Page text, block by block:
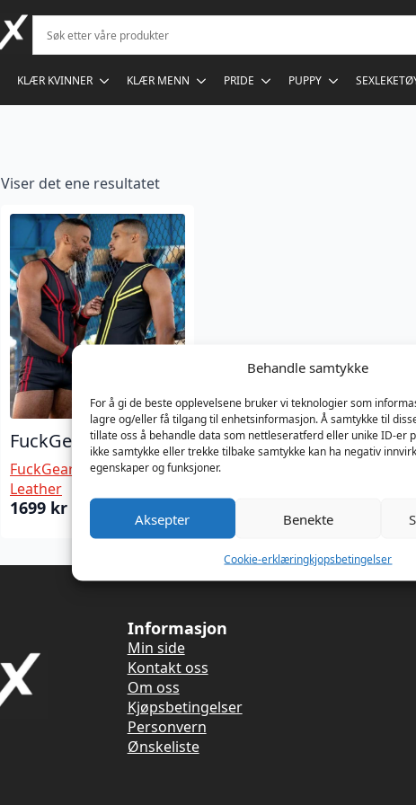
Behandle samtykke
For å gi de beste opplevelsene bruker vi teknologier som
lagre og/eller få tilgang til enhetsinformasjon. Å samtykke til
tillate oss å behandle data som nettleseratferd eller unike ID-er
ikke samtykke eller trekke tilbake samtykke kan ha negativ
egenskaper og funksjoner.
Aksepter Benekte
Cookie-erklæringkjopsbetingelser
KLÆR KVINNER KLÆR MENN PRIDE PUPPY
Viser det ene resultatet
FuckGear Racer Vest
FuckGear by MR-S
Leather
1699 kr
Informasjon
Min side
Kontakt oss
Om oss
Kjøpsbetingelser
Personvern
Ønskeliste